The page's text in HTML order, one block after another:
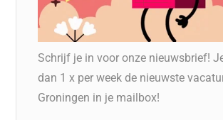
Schrijf je in voor onze nieuwsbrief!
dan 1 x per week de nieuwste
Groningen in je mailbox!